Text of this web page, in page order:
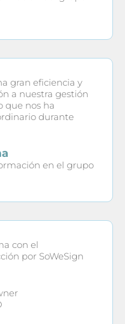
gran eficiencia y
a nuestra gestión
que nos ha
durante
en el grupo
con el
por SoWeSign